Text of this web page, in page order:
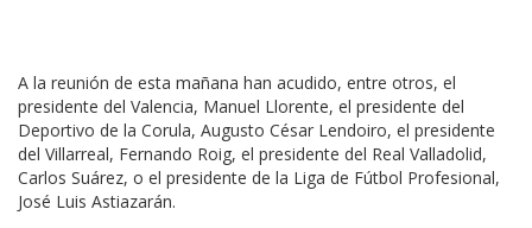
A la reunión de esta mañana han acudido, entre otros, el
presidente del Valencia, Manuel Llorente, el presidente del
Deportivo de la Corula, Augusto César Lendoiro, el presidente
del Villarreal, Fernando Roig, el presidente del Real Valladolid,
Carlos Suárez, o el presidente de la Liga de Fútbol Profesional,
José Luis Astiazarán.